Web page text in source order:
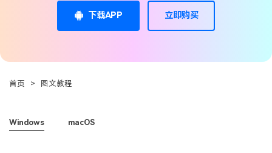
万兴PDF iOS版
万兴PDF SDK
PDF签名
经销商招募
更新日志
下载APP 立即购买
首页 > 图文教程
Windows macOS